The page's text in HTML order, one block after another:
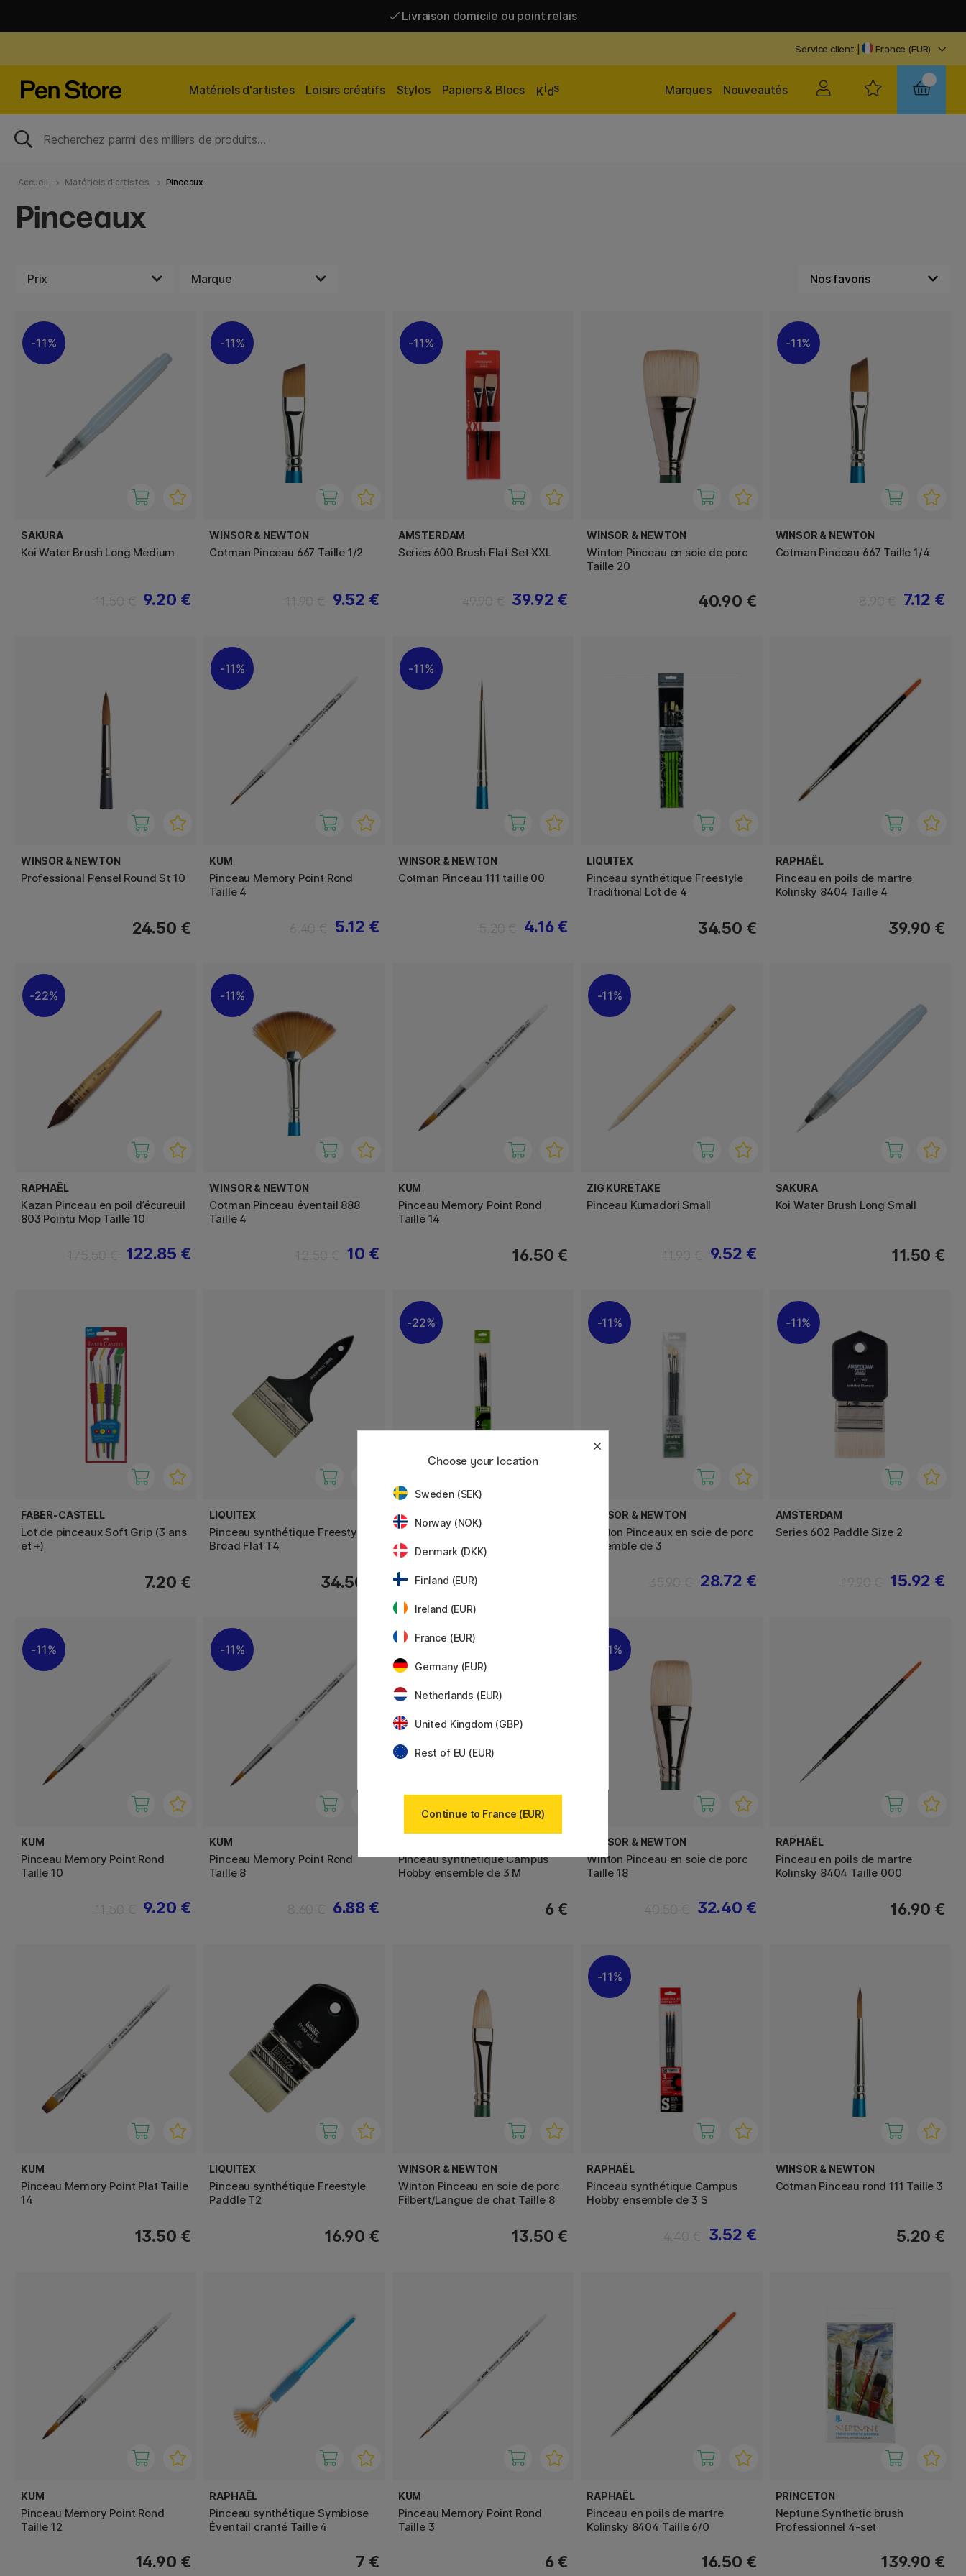
Livraison domicile ou point relais
Service client | France (EUR)
Matériels d'artistes Loisirs créatifs Stylos Papiers & Blocs Kids Nouveautés
Marques
Accueil Matériels d'artistes Pinceaux
Pinceaux
Prix Marque
11%
SAKURA
Koi Water Brush Long Medium
9.20 €
11%
WINSOR & NEWTON
Cotman Pinceau 667 Taille 1/2
9.52 €
11%
AMSTERDAM
Series 600 Brush Flat Set XXL
39.92 €
WINSOR & NEWTON
Winton Pinceau en soie de porc
Taille 20
40.90 €
11%
WINSOR & NEWTON
Cotman Pinceau 667 Taille 1/4
7.12 €
WINSOR & NEWTON
Professional Pensel Round St 10
24.50 €
11%
KUM
Pinceau Memory Point Rond
Taille 4
5.12 €
11%
WINSOR & NEWTON
Cotman Pinceau 111 taille 00
4.16 €
LIQUITEX
Pinceau synthétique Freestyle
Traditional Lot de 4
34.50 €
RAPHAËL
Pinceau en poils de martre
Kolinsky 8404 Taille 4
39.90 €
22%
RAPHAËL
Kazan Pinceau en poil d’écureuil
803 Pointu Mop Taille 10
122.85 €
11%
WINSOR & NEWTON
Cotman Pinceau éventail 888
Taille 4
10 €
KUM
Pinceau Memory Point Rond
Taille 14
16.50 €
11%
ZIG KURETAKE
Pinceau Kumadori Small
9.52 €
SAKURA
Koi Water Brush Long Small
11.50 €
FABER-CASTELL
Lot de pinceaux Soft Grip (3 ans
et +)
7.20 €
LIQUITEX
Pinceau synthétique Freestyle
Broad Flat T4
34.50 €
22%
RAPHAËL
Pinceau synthétique Campus
Acrylique ensemble de 3 S
4.40 €
11%
WINSOR & NEWTON
Winton Pinceaux en soie de porc
ensemble de 3
28.72 €
11%
AMSTERDAM
Series 602 Paddle Size 2
15.92 €
11%
KUM
Pinceau Memory Point Rond
Taille 10
9.20 €
11%
KUM
Pinceau Memory Point Rond
Taille 8
6.88 €
Pinceau synthétique Campus
Hobby ensemble de 3 M
6 €
11%
WINSOR & NEWTON
Winton Pinceau en soie de porc
Taille 18
32.40 €
RAPHAËL
Pinceau en poils de martre
Kolinsky 8404 Taille 000
16.90 €
KUM
Pinceau Memory Point Plat Taille
14
13.50 €
LIQUITEX
Pinceau synthétique Freestyle
Paddle T2
16.90 €
WINSOR & NEWTON
Winton Pinceau en soie de porc
Filbert/Langue de chat Taille 8
13.50 €
11%
RAPHAËL
Pinceau synthétique Campus
Hobby ensemble de 3 S
3.52 €
WINSOR & NEWTON
Cotman Pinceau rond 111 Taille 3
5.20 €
KUM
Pinceau Memory Point Rond
Taille 12
14.90 €
RAPHAËL
Pinceau synthétique Symbiose
Éventail cranté Taille 4
7 €
KUM
Pinceau Memory Point Rond
Taille 3
6 €
RAPHAËL
Pinceau en poils de martre
Kolinsky 8404 Taille 6/0
16.50 €
PRINCETON
Neptune Synthetic brush
Professionnel 4-set
139.90 €
Choose your location
Sweden (SEK)
Norway (NOK)
Denmark (DKK)
Finland (EUR)
Ireland (EUR)
France (EUR)
Germany (EUR)
Netherlands (EUR)
United Kingdom (GBP)
Rest of EU (EUR)
Continue to France (EUR)